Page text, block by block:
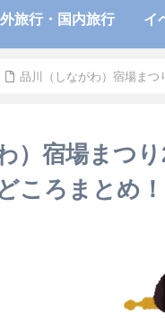
旅行・国内旅行 イ
品川（しながわ）宿場まつ
）宿場まつ
ころまとめ！